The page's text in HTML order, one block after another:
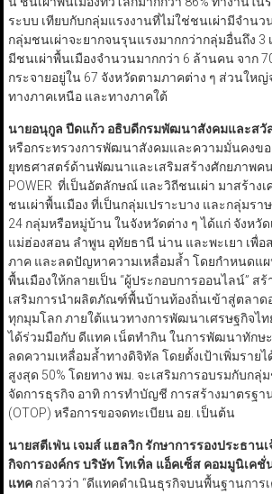
ระบบ เทียบกับกลุ่มแรงงานที่ไม่ใช่ชนเผ่ามีจำนว
กลุ่มชนเผ่าจะยากจนรุนแรงมากกว่ากลุ่มอื่นถึง 3
มีชนเผ่าพื้นเมืองจำนวนมากกว่า 6 ล้านคน จาก
กระจายอยู่ใน 67 จังหวัดตามภาคต่าง ๆ ส่วนให
ทางภาคเหนือ และทางภาคใต้
นายอนุกูล ปีดแก้ว อธิบดีกรมพัฒนาสังคมและสวั
หรือกระทรวงการพัฒนาสังคมและความมั่นคงข
ยุทธศาสตร์ด้านพัฒนาและเสริมสร้างศักยภาพคน
POWER ที่เป็นอัตลักษณ์ และวิถีชนเผ่า มาสร้าง
ชนเผ่าพื้นเมือง ที่เป็นกลุ่มเปราะบาง และกลุ่มร
24 กลุ่มหรือหมู่บ้าน ในจังหวัดต่าง ๆ ได้แก่ จังหวัด
แม่ฮ่องสอน ลำพูน อุทัยธานี น่าน และพะเยา เพื่อ
ภาค และลดปัญหาความเหลื่อมล้ำ โดยกำหนดแ
พื้นเมืองให้กลายเป็น “ผู้ประกอบการออนไลน์” สร้
เสริมการนำผลิตภัณฑ์พื้นบ้านท้องถิ่นเข้าสู่ตลาด
ทุกมุมโลก ภายใต้แนวทางการพัฒนาเศรษฐกิจไทย
ได้ร่วมมือกับ ดีแทค เน็ตทำกิน ในการพัฒนาทักษ
ลดความเหลื่อมล้ำทางดิจิทัล โดยตั้งเป้าเพิ่มราย
สูงสุด 50% โดยทาง พม. จะเสริมการอบรมกับกลุ่
จัดการธุรกิจ อาทิ การทำบัญชี การสร้างมาตรฐ
(OTOP) หรือการขอจดทะเบียน อย. เป็นต้น
นายสตีเฟ่น เจมส์ แฮลวิก รักษาการรองประธาน
กิจการองค์กร บริษัท โทเทิ่ล แอ็คเซ็ส คอมมูนิเค
แทคกล่าวว่า “ดีแทคดำเนินธุรกิจบนพื้นฐานกา